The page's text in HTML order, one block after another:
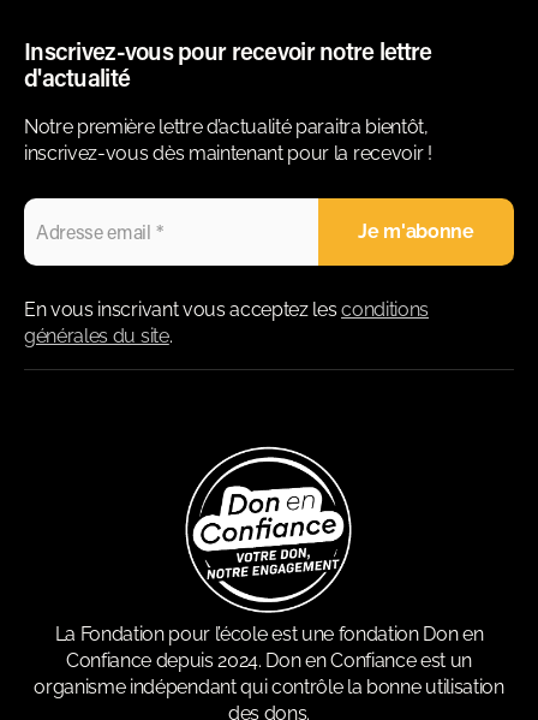
Inscrivez-vous pour recevoir notre lettre
d'actualité
Notre première lettre d’actualité paraitra bientôt,
inscrivez-vous dès maintenant pour la recevoir !
En vous inscrivant vous acceptez lesconditions
générales du site.
La Fondation pour l’école est une fondation Don en
Confiance depuis 2024. Don en Confiance est un
organisme indépendant qui contrôle la bonne utilisation
des dons.